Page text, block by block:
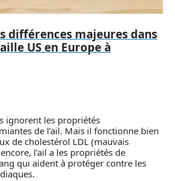
différences majeures dans
US en Europe à
ignorent les propriétés
de l’ail. Mais il fonctionne bien
de cholestérol LDL (mauvais
l’ail a les propriétés de
qui aident à protéger contre les